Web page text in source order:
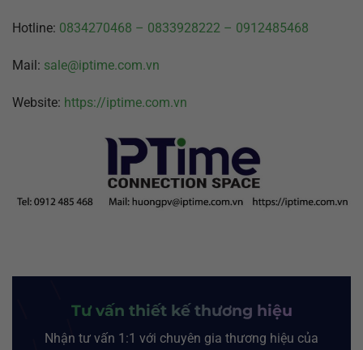
Hotline: 0834270468 – 0833928222 – 0912485468
Mail: sale@iptime.com.vn
Website: https://iptime.com.vn
Tư vấn thiết kế thương hiệu
Nhận tư vấn 1:1 với chuyên gia thương hiệu của